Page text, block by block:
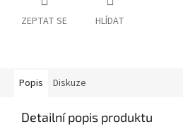
ZEPTAT SE HLÍDAT
Popis Diskuze
Detailní popis produktu